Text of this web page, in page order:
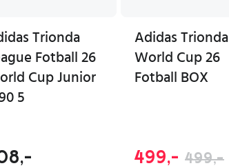
Trionda
Fotball 26
Cup Junior
5
Adidas Trionda
World Cup 26
Fotball BOX
499,- 499,-